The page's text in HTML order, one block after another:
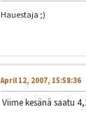
Hauestaja ;)
April 12, 2007, 15:58:36
Viime kesänä saatu